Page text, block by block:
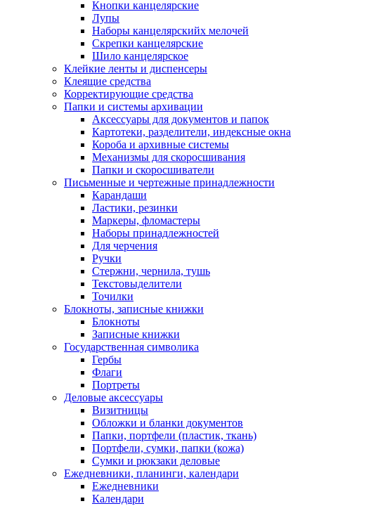
Кнопки канцелярские
Лупы
Наборы канцелярскийх мелочей
Скрепки канцелярские
Шило канцелярское
Клейкие ленты и диспенсеры
Клеящие средства
Корректирующие средства
Папки и системы архивации
Аксессуары для документов и папок
Картотеки, разделители, индексные окна
Короба и архивные системы
Механизмы для скоросшивания
Папки и скоросшиватели
Письменные и чертежные принадлежности
Карандаши
Ластики, резинки
Маркеры, фломастеры
Наборы принадлежностей
Для черчения
Ручки
Стержни, чернила, тушь
Текстовыделители
Точилки
Блокноты, записные книжки
Блокноты
Записные книжки
Государственная символика
Гербы
Флаги
Портреты
Деловые аксессуары
Визитницы
Обложки и бланки документов
Папки, портфели (пластик, ткань)
Портфели, сумки, папки (кожа)
Сумки и рюкзаки деловые
Ежедневники, планинги, календари
Ежедневники
Календари